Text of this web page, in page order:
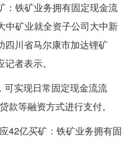
：铁矿业务拥有固定现金流
中矿业就全资子公司大中新
四川省马尔康市加达锂矿
记者表示。
实现日常固定现金流流
款等融资方式进行支付。
42亿买矿：铁矿业务拥有固